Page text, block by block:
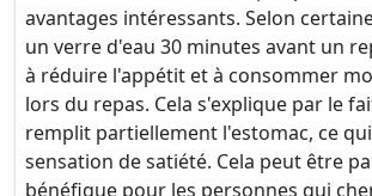
avantages intéressants. Selon
un verre d'eau 30 minutes avant un
à réduire l'appétit et à consommer
lors du repas. Cela s'explique par le
remplit partiellement l'estomac, ce
sensation de satiété. Cela peut être
bénéfique pour les personnes qui